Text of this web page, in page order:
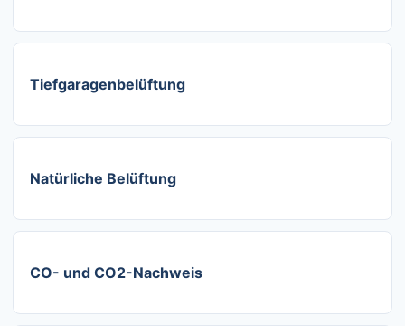
Tiefgaragenbelüftung
Natürliche Belüftung
CO- und CO2-Nachweis